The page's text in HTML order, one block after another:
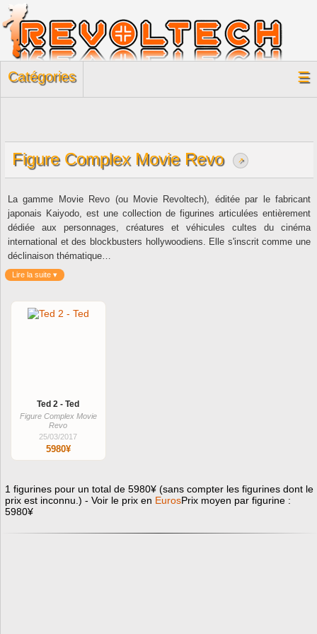
Catégories ☰
Figure Complex Movie Revo ↗
La gamme Movie Revo (ou Movie Revoltech), éditée par le fabricant
japonais Kaiyodo, est une collection de figurines articulées entièrement
dédiée aux personnages, créatures et véhicules cultes du cinéma
international et des blockbusters hollywoodiens. Elle s'inscrit comme une
déclinaison thématique…
Lire la suite ▾
Ted 2 - Ted
Figure Complex Movie
Revo
25/03/2017
5980¥
1 figurines pour un total de 5980¥ (sans compter les figurines dont le
prix est inconnu.) - Voir le prix en EurosPrix moyen par figurine :
5980¥